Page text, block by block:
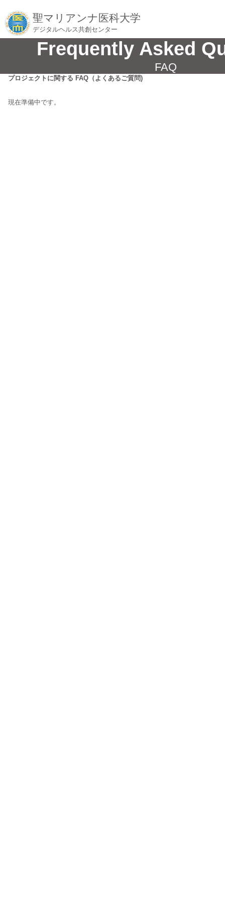
聖マリアンナ医科大学
デジタルヘルス共創センター
Frequently Asked
FAQ
プロジェクトに関する FAQ（よくあるご質問)
現在準備中です。